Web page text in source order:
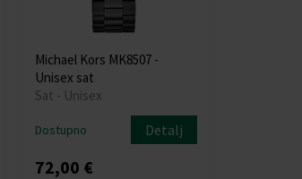
Michael Kors MK8507 -
Unisex sat
Sat - Unisex
Dostupno Detalj
72,00 €